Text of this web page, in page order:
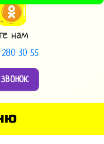
нам
280 30 55